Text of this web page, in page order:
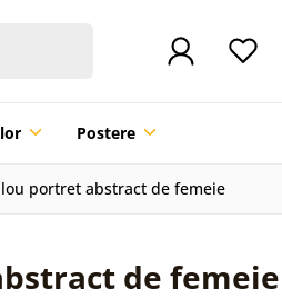
Postere
portret abstract de femeie
de femeie